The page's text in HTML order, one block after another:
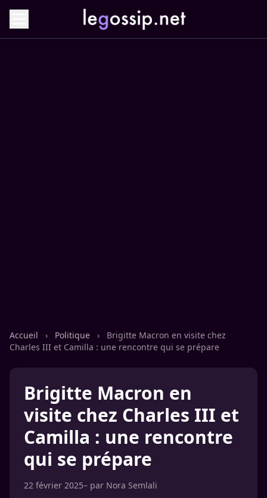
Accueil › Politique ›
Brigitte Macron en visite chez
Charles III et Camilla : une rencontre qui se prépare
Brigitte Macron en
visite chez Charles III et
Camilla : une rencontre
qui se prépare
22 février 2025– par Nora Semlali